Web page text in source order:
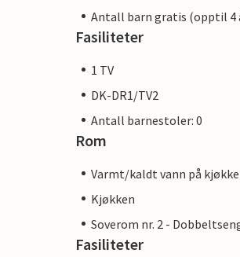
Antall barn gratis (opptil 4
Fasiliteter
1 TV
DK-DR1/TV2
Antall barnestoler: 0
Rom
Varmt/kaldt vann på
Kjøkken
Soverom nr. 2 -
Fasiliteter